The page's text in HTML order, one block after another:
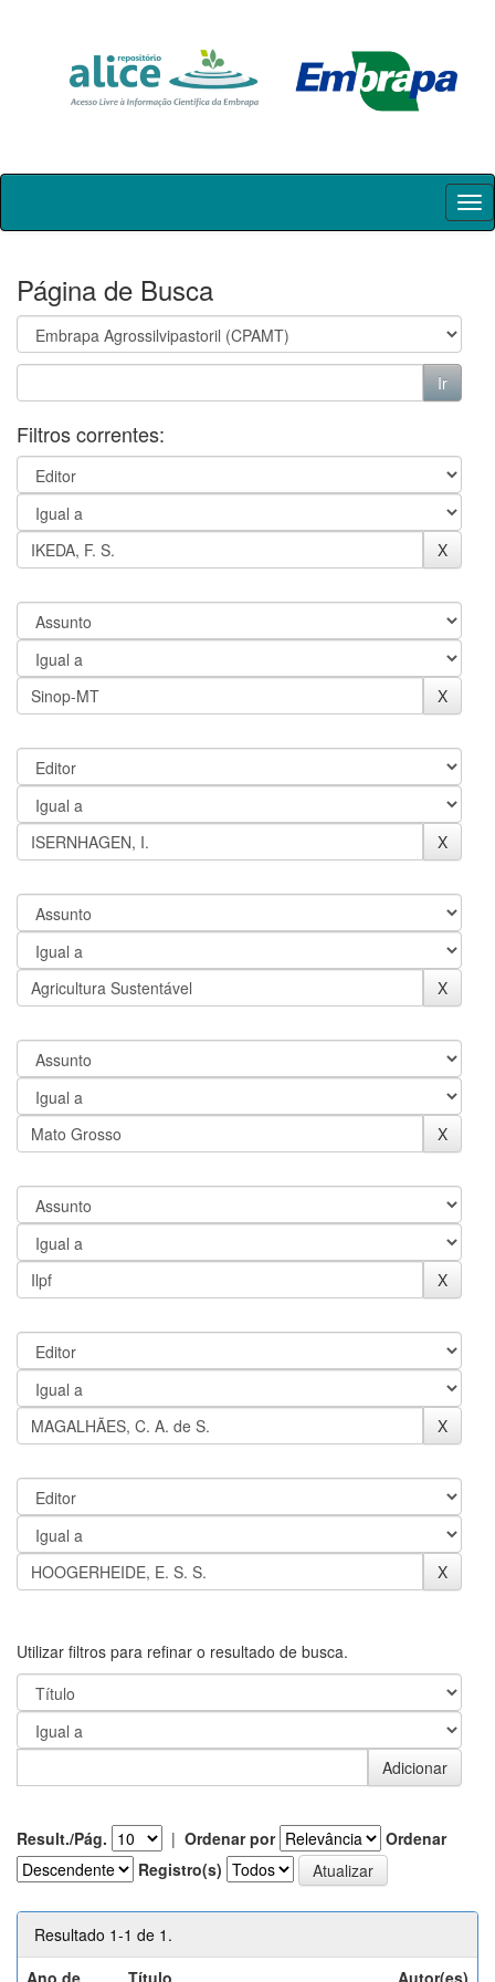
Skip
Página de Busca
Filtros correntes:
Utilizar filtros para refinar o resultado de busca.
Result./Pág. | Ordenar por
Ordenar
Registro(s)
Resultado 1-1 de 1.
Ano de
Título Autor(es)